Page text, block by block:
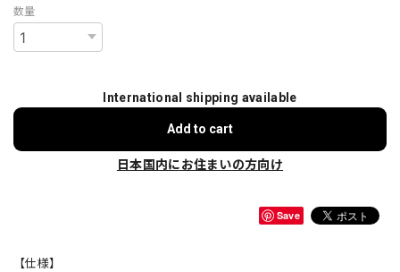
数量
International shipping available
Add to cart
日本国内にお住まいの方向け
Save
【仕様】